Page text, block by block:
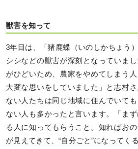
獣害を知って
3年目は、「猪鹿蝶（いのしかちょう
シシなどの獣害が深刻となっていま
がひどいため、農家をやめてしまう
大変な思いをしていました」と志村
ない人たちは同じ地域に住んでいて
ない人も多かったと言います。「ま
る人に知ってもらうこと。知ればお
が見えてきて、“自分ごと”になってく